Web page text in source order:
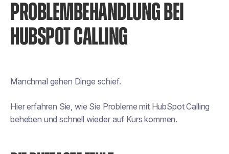
PROBLEMBEHANDLUNG BEI
HUBSPOT CALLING
Manchmal gehen Dinge schief.
Hier erfahren Sie, wie Sie Probleme mit HubSpot Calling
beheben und schnell wieder auf Kurs kommen.